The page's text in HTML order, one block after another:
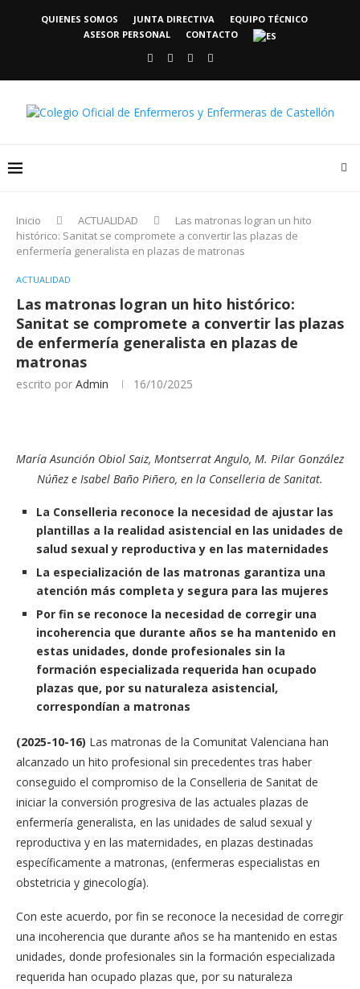
QUIENES SOMOS JUNTA DIRECTIVA
EQUIPO TÉCNICO
ASESOR PERSONAL
CONTACTO
Inicio ACTUALIDAD
Las matronas logran un hito
histórico: Sanitat se compromete a convertir las plazas de
enfermería generalista en plazas de matronas
ACTUALIDAD
Las matronas logran un hito histórico:
Sanitat se compromete a convertir las plazas
de enfermería generalista en plazas de
matronas
escrito por Admin 16/10/2025
María Asunción Obiol Saiz, Montserrat Angulo, M. Pilar González
Núñez e Isabel Baño Piñero, en la Conselleria de Sanitat.
La Conselleria reconoce la necesidad de ajustar las
plantillas a la realidad asistencial en las unidades de
salud sexual y reproductiva y en las maternidades
La especialización de las matronas garantiza una
atención más completa y segura para las mujeres
Por fin se reconoce la necesidad de corregir una
incoherencia que durante años se ha mantenido en
estas unidades, donde profesionales sin la
formación especializada requerida han ocupado
plazas que, por su naturaleza asistencial,
correspondían a matronas
(2025-10-16) Las matronas de la Comunitat Valenciana han
alcanzado un hito profesional sin precedentes tras haber
conseguido el compromiso de la Conselleria de Sanitat de
iniciar la conversión progresiva de las actuales plazas de
enfermería generalista, en las unidades de salud sexual y
reproductiva y en las maternidades, en plazas destinadas
específicamente a matronas, (enfermeras especialistas en
obstetricia y ginecología).
Con este acuerdo, por fin se reconoce la necesidad de corregir
una incoherencia que durante años se ha mantenido en estas
unidades, donde profesionales sin la formación especializada
requerida han ocupado plazas que, por su naturaleza